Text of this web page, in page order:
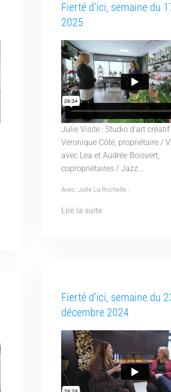
Fierté d'ici, semaine du
2025
Julie Visite : Studio d'art créatif
Véronique Côté, propriétaire /
avec Lea et Audrée Boisvert,
copropriétaires / Jazz...
Avec: Julie La Rochelle -
Lire la suite
Fierté d'ici, semaine du
décembre 2024